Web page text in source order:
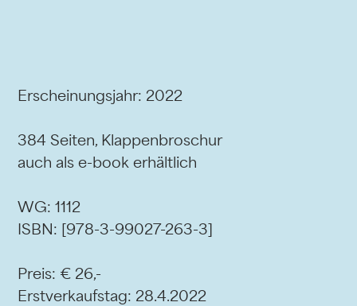
Erscheinungsjahr: 2022
384 Seiten, Klappenbroschur
auch als e-book erhältlich
WG: 1112
ISBN: [978-3-99027-263-3]
Preis: € 26,-
Erstverkaufstag: 28.4.2022